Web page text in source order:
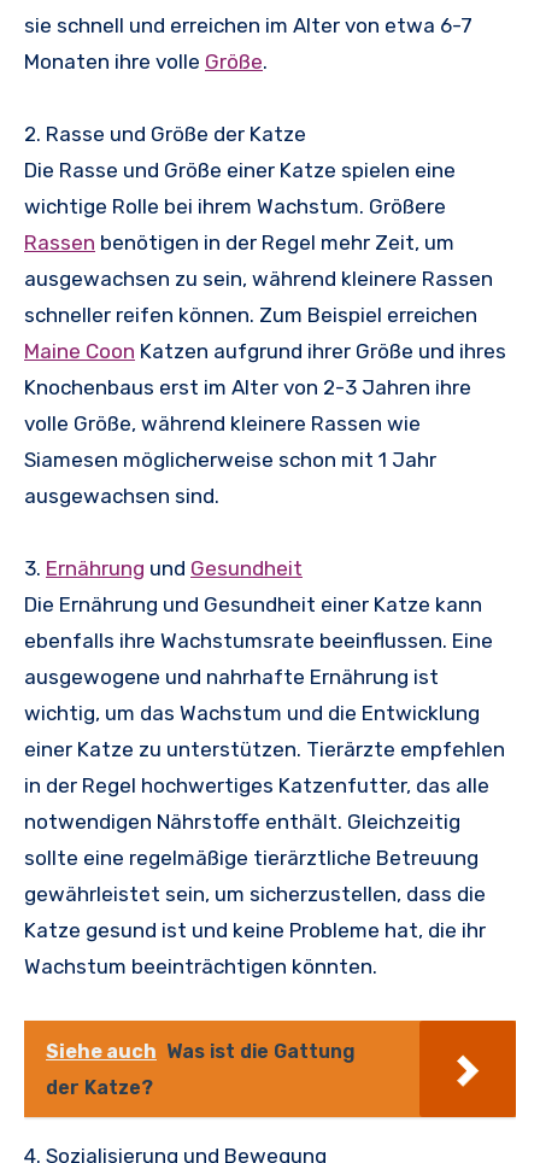
sie schnell und erreichen im Alter von etwa 6-7
Monaten ihre volle Größe.
2. Rasse und Größe der Katze
Die Rasse und Größe einer Katze spielen eine
wichtige Rolle bei ihrem Wachstum. Größere
Rassen benötigen in der Regel mehr Zeit, um
ausgewachsen zu sein, während kleinere Rassen
schneller reifen können. Zum Beispiel erreichen
Maine Coon Katzen aufgrund ihrer Größe und ihres
Knochenbaus erst im Alter von 2-3 Jahren ihre
volle Größe, während kleinere Rassen wie
Siamesen möglicherweise schon mit 1 Jahr
ausgewachsen sind.
3. Ernährung und Gesundheit
Die Ernährung und Gesundheit einer Katze kann
ebenfalls ihre Wachstumsrate beeinflussen. Eine
ausgewogene und nahrhafte Ernährung ist
wichtig, um das Wachstum und die Entwicklung
einer Katze zu unterstützen. Tierärzte empfehlen
in der Regel hochwertiges Katzenfutter, das alle
notwendigen Nährstoffe enthält. Gleichzeitig
sollte eine regelmäßige tierärztliche Betreuung
gewährleistet sein, um sicherzustellen, dass die
Katze gesund ist und keine Probleme hat, die ihr
Wachstum beeinträchtigen könnten.
Siehe auch Was ist die Gattung
der Katze?
4. Sozialisierung und Bewegung